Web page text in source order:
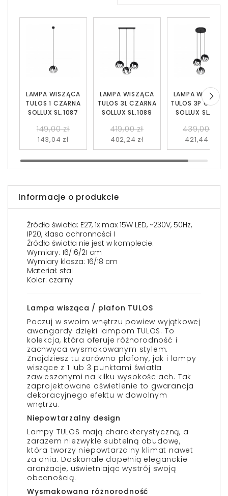
LAMPA WISZĄCA
TULOS 1 CZARNA
SOLLUX SL.1087
149,00 zł
143,04 zł
LAMPA WISZĄCA
TULOS 3P
SOLLUX SL.1088
439,00 zł
421,44 zł
LAMPA WISZĄCA
TULOS 3L CZARNA
SOLLUX SL.1089
419,00 zł
402,24 zł
Informacje o produkcie
Źródło światła: E27, 1x max 15W LED, ~230V, 50Hz,
IP20, klasa ochronności I
Źródło światła nie jest w komplecie.
Wymiary: 16/16/21 cm
Wymiary klosza: 16/18 cm
Materiał: stal
Kolor: czarny
Lampa wisząca / plafon TULOS
Poczuj w swoim wnętrzu powiew wyjątkowej
awangardy dzięki lampom TULOS. To
kolekcja, która oferuje różnorodność i
zachwyca wysmakowanym stylem.
Znajdziesz tu zarówno plafony, jak i lampy
wiszące z 1 lub 3 punktami światła
zawieszonymi na kilku wysokościach. Tak
zaprojektowane oświetlenie to gwarancja
dekoracyjnego efektu w dowolnym
wnętrzu.
Niepowtarzalny design
Lampy TULOS mają charakterystyczną, a
zarazem niezwykle subtelną obudowę,
która tworzy niepowtarzalny klimat nawet
za dnia. Doskonale dopełnią eleganckie
aranżacje, uświetniając wystrój swoją
obecnością.
Wysmakowana różnorodność